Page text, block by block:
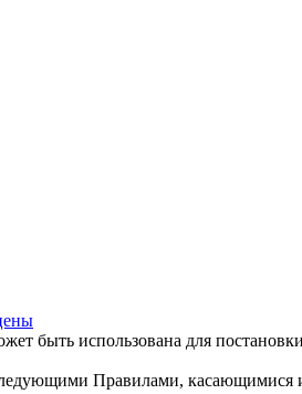
быть использована для
Правилами,